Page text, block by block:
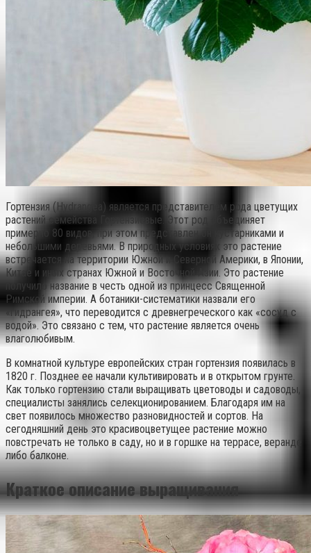
Гортензия (Hydrangea) является представителем рода цветущих
растений семейства Гортензиевые. Этот род объединяет
примерно 80 видов, при этом представлен он кустарниками и
небольшими деревьями. В природных условиях это растение
встречается на территории Южной и Северной Америки, в Японии,
Китае и иных странах Южной и Восточной Азии. Это растение
получило название в честь одной из принцесс Священной
Римской империи. А ботаники-систематики назвали его
«гидрангея», что переводится с древнегреческого как «сосуд с
водой». Это связано с тем, что растение является очень
влаголюбивым.
В комнатной культуре европейских стран гортензия появилась в
1820 г. Позднее ее начали культивировать и в открытом грунте.
Как только гортензию стали выращивать цветоводы и садоводы,
специалисты занялись селекционированием. Благодаря им на
свет появилось множество разновидностей и сортов. На
сегодняшний день это красивоцветущее растение можно
повстречать не только в саду, но и в горшке на террасе, веранде
либо балконе.
Краткое описание выращивания